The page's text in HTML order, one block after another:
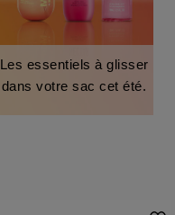
Les essentiels à glisser
dans votre sac cet été.